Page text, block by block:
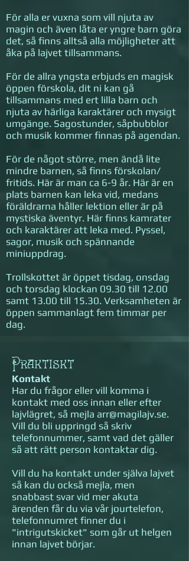
För alla er vuxna som vill njuta av
magin och även låta er yngre barn göra
det, så finns alltså alla möjligheter att
åka på lajvet tillsammans.
För de allra yngsta erbjuds en magisk
öppen förskola, dit ni kan gå
tillsammans med ert lilla barn och
njuta av härliga karaktärer och mysigt
umgänge. Sagostunder, såpbubblor
och musik kommer finnas på agendan.
För de något större, men ändå lite
mindre barnen, så finns förskolan/
fritids. Här är man ca 6-9 år. Här är en
plats barnen kan leka vid, medans
föräldrarna håller lektion eller är på
mystiska äventyr. Här finns kamrater
och karaktärer att leka med. Pyssel,
sagor, musik och spännande
miniuppdrag.
Trollskottet är öppet tisdag, onsdag
och torsdag klockan 09.30 till 12.00
samt 13.00 till 15.30. Verksamheten är
öppen sammanlagt fem timmar per
dag.
Praktiskt​
Kontakt
Har du frågor eller vill komma i
kontakt med oss innan eller efter
lajvlägret, så mejla arr@magilajv.se.
Vill du bli uppringd så skriv
telefonnummer, samt vad det gäller
så att rätt person kontaktar dig.
Vill du ha kontakt under själva lajvet
så kan du också mejla, men
snabbast svar vid mer akuta
ärenden får du via vår jourtelefon,
telefonnumret finner du i
"intrigutskicket" som går ut helgen
innan lajvet börjar.